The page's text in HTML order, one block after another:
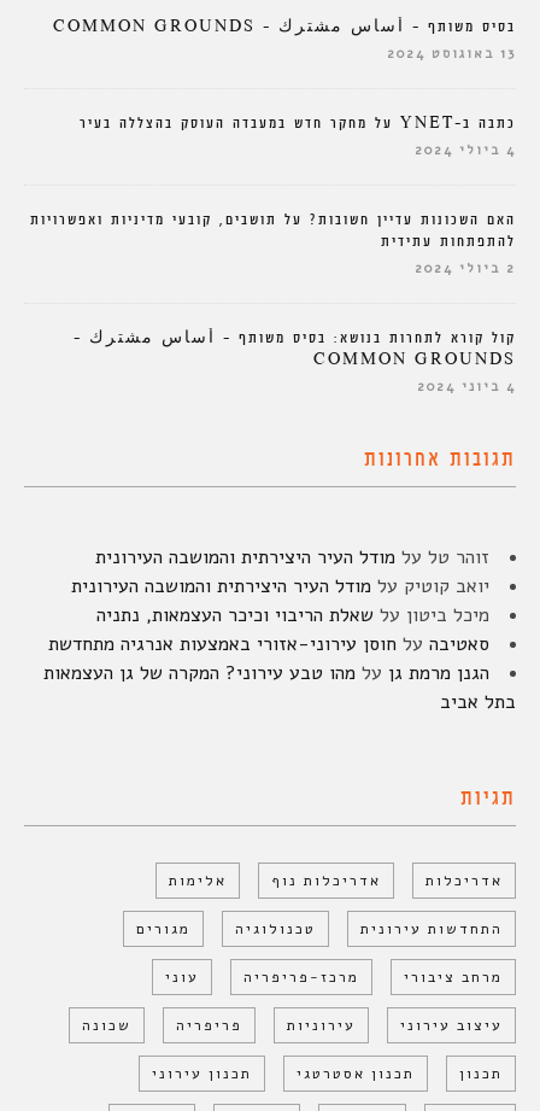
בסיס משותף – أساس مشترك – COMMON GROUNDS
13 באוגוסט 2024
כתבה ב-YNET על מחקר חדש במעבדה העוסק בהצללה בעיר
4 ביולי 2024
האם השכונות עדיין חשובות? על תושבים, קובעי מדיניות ואפשרויות
להתפתחות עתידית
2 ביולי 2024
קול קורא לתחרות בנושא: בסיס משותף – أساس مشترك –
COMMON GROUNDS
4 ביוני 2024
תגובות אחרונות
זוהר טל על מודל העיר היצירתית והמושבה העירונית
יואב קוטיק על מודל העיר היצירתית והמושבה העירונית
מיכל ביטון על שאלת הריבוי וכיכר העצמאות, נתניה
סאטיבה על חוסן עירוני-אזורי באמצעות אנרגיה מתחדשת
הגנן מרמת גן על מהו טבע עירוני? המקרה של גן העצמאות
בתל אביב
תגיות
אדריכלות אדריכלות נוף אלימות
התחדשות עירונית טכנולוגיה מגורים
מרחב ציבורי מרכז-פריפריה עוני
עיצוב עירוני עירוניות פריפריה שכונה
תכנון תכנון אסטרטגי תכנון עירוני